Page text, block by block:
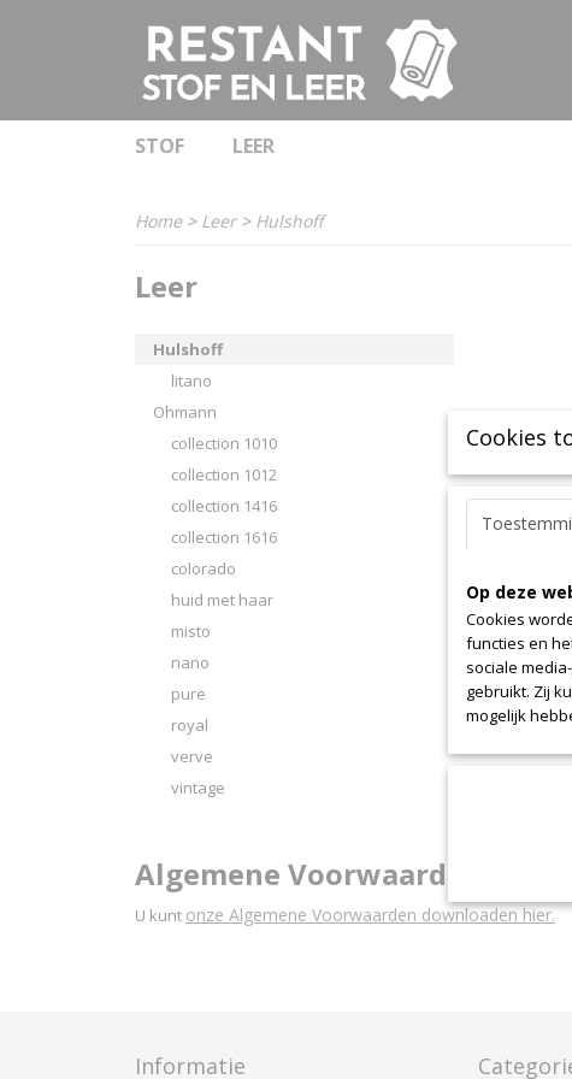
STOF LEER
Home> Leer> Hulshoff
Leer
Hulshoff
litano
Ohmann
collection 1010
collection 1012
collection 1416
collection 1616
colorado
huid met haar
misto
nano
pure
royal
verve
vintage
Algemene Voorwaarden
U kunt onze Algemene Voorwaarden downloaden hier.
Informatie
Cookies
Op deze
Cookies
functies en
sociale
gebruikt. Zij
mogelijk